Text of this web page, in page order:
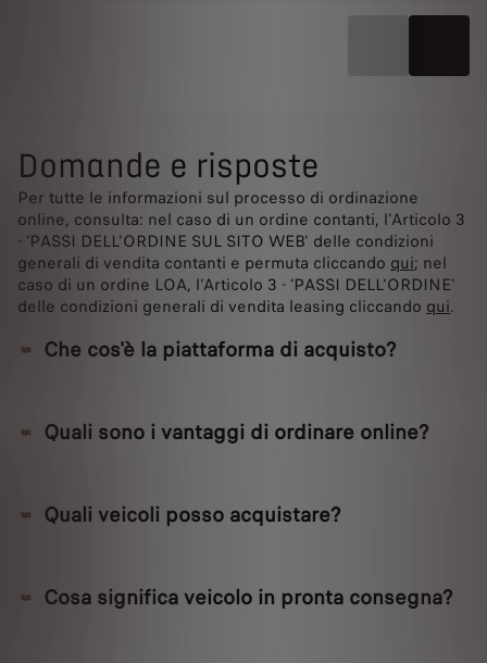
Domande e risposte
Per tutte le informazioni sul processo di ordinazione
online, consulta: nel caso di un ordine contanti, l'Articolo 3
- 'PASSI DELL'ORDINE SUL SITO WEB' delle condizioni
generali di vendita contanti e permuta cliccando qui; nel
caso di un ordine LOA, l'Articolo 3 - 'PASSI DELL'ORDINE'
delle condizioni generali di vendita leasing cliccando qui.
Che cos'è la piattaforma di acquisto?
Quali sono i vantaggi di ordinare online?
Quali veicoli posso acquistare?
Cosa significa veicolo in pronta consegna?